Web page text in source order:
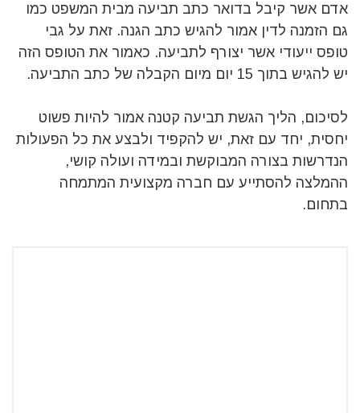
אדם אשר קיבל בדואר כתב תביעה מבית המשפט כמו
גם הזמנה לדין אמור להגיש כתב הגנה. זאת על גבי
טופס ייעודי אשר יצורף לתביעה. כאמור את הטופס הזה
יש להגיש בתוך 15 יום מיום הקבלה של כתב התביעה.
לסיכום, הליך הגשת תביעה קטנה אמור להיות פשוט
יחסית, יחד עם זאת, יש להקפיד ולבצע את כל הפעולות
הנדרשות בצורה המבוקשת ובמידה ועולה קושי,
ההמלצה להסתייע עם חברה מקצועית המתמחה
בתחום.